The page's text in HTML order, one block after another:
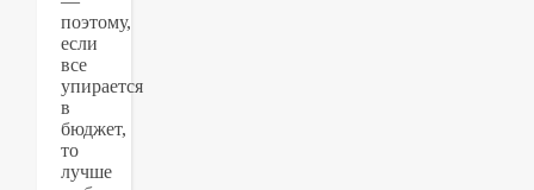
поэтому,
если
все
упирается
в
бюджет,
то
лучше